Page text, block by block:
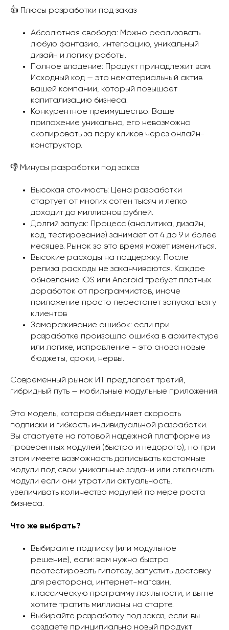
👍 Плюсы разработки под заказ
Абсолютная свобода: Можно реализовать
любую фантазию, интеграцию, уникальный
дизайн и логику работы.
Полное владение: Продукт принадлежит вам.
Исходный код — это нематериальный актив
вашей компании, который повышает
капитализацию бизнеса.
Конкурентное преимущество: Ваше
приложение уникально, его невозможно
скопировать за пару кликов через онлайн-
конструктор.
👎 Минусы разработки под заказ
Высокая стоимость: Цена разработки
стартует от многих сотен тысяч и легко
доходит до миллионов рублей.
Долгий запуск: Процесс (аналитика, дизайн,
код, тестирование) занимает от 4 до 9 и более
месяцев. Рынок за это время может измениться.
Высокие расходы на поддержку: После
релиза расходы не заканчиваются. Каждое
обновление iOS или Android требует платных
доработок от программистов, иначе
приложение просто перестанет запускаться у
клиентов
Замораживание ошибок: если при
разработке произошла ошибка в архитектуре
или логике, исправление - это снова новые
бюджеты, сроки, нервы.
Современный рынок ИТ предлагает третий,
гибридный путь — мобильные модульные приложения.
Это модель, которая объединяет скорость
подписки и гибкость индивидуальной разработки.
Вы стартуете на готовой надежной платформе из
проверенных модулей (быстро и недорого), но при
этом имеете возможность дописывать кастомные
модули под свои уникальные задачи или отключать
модули если они утратили актуальность,
увеличивать количество модулей по мере роста
бизнеса.
Что же выбрать?
Выбирайте подписку (или модульное
решение), если: вам нужно быстро
протестировать гипотезу, запустить доставку
для ресторана, интернет-магазин,
классическую программу лояльности, и вы не
хотите тратить миллионы на старте.
Выбирайте разработку под заказ, если: вы
создаете принципиально новый продукт